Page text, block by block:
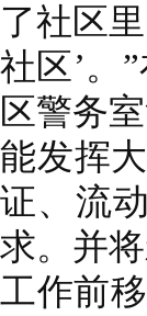
了社区
社区’。
区警务
能发挥
证、流
求。并
工作前